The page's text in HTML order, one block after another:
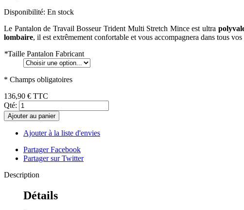
Disponibilité: En stock
Le Pantalon de Travail Bosseur Trident Multi Stretch Mince est ultra
lombaire, il est extrêmement confortable et vous accompagnera dans tous
*Taille Pantalon Fabricant
* Champs obligatoires
136,90 € TTC
Qté:
Ajouter au panier
Ajouter à la liste d'envies
Partager Facebook
Partager sur Twitter
Description
Détails